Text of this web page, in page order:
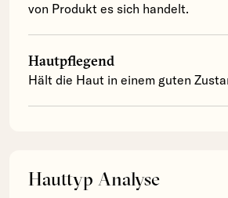
von Produkt es sich handelt.
Hautpflegend
Hält die Haut in einem guten
Hauttyp Analyse